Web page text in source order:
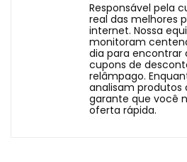
Responsável pela
real das melhores
internet. Nossa
monitoram
dia para encontrar
cupons de
relâmpago.
analisam produtos
garante que você
oferta rápida.